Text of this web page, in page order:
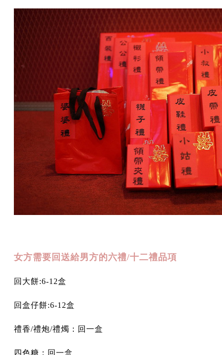
女方需要回送給男方的六禮/十二禮品項
回大餅:6-12盒
回盒仔餅:6-12盒
禮香/禮炮/禮燭：回一盒
四色糖：回一盒